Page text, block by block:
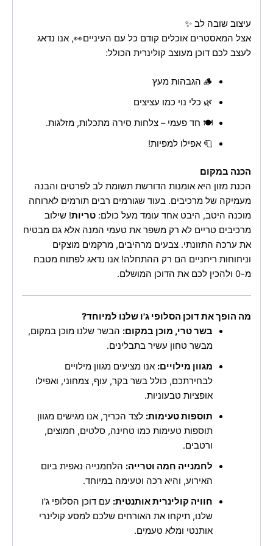
עיצוב שובה לב ✨
אצל המאסטרים אוכלים קודם כל עם העיניים👀, אנו נדאג
לעצב לכם דוכן מעוצב קולינרית הכולל:
🪵 הגבהות מעץ
🌿 כלי נוי כמו עציצים
🍽️ חד פעמי – צלחות סירה מתכלות, מזלגות.
🧻 אפילו למפיות!
הכנה במקום
הכנת מזון היא אומנות הדורשת תשומת לב לפרטים והבנה
מעמיקה של מרכיבים. בעוד שגורמים רבים תורמים לארוחה
מוכנה היטב, היבט אחד עומד מעל כולם: טריות! שילוב
מרכיבים טריים לא רק משפר את טעמי המנה אלא גם מבטיח
את ערכה התזונתי. צבעים מרהיבים, מרקמים מוצקים
וניחוחות ריחניים הם רק ההתחלה! אנו נדאג לפתוח מטבח
מ-0 ולהכין לכם את הדוכן המושלם.
מה הופך את דוכן הסלופי ג'ו שלנו למיוחד?
בשר טרי, מוכן במקום: הבשר שלנו מוכן במקום,
מבשר טחון עשיר בתבלינים.
מגוון מילויים: אנו מציעים מגוון מילויים
לבחירתכם, כולל בשר בקר, עוף, צמחוני, ואפילו
אופציות טבעוניות.
תוספות טעימות: לצד הכריך, אנו מגישים מגוון
תוספות טעימות כמו טחינה, סלטים, חמוצים,
ורטבים.
לחמנייה חמה וטרייה: הלחמנייה נאפית ביום
האירוע, והיא רכה וטעימה במיוחד.
חוויה קולינרית אותנטית: עם דוכן הסלופי ג'ו
שלנו, תיקחו את האורחים שלכם למסע קולינרי
אותנטי ומלא טעמים.